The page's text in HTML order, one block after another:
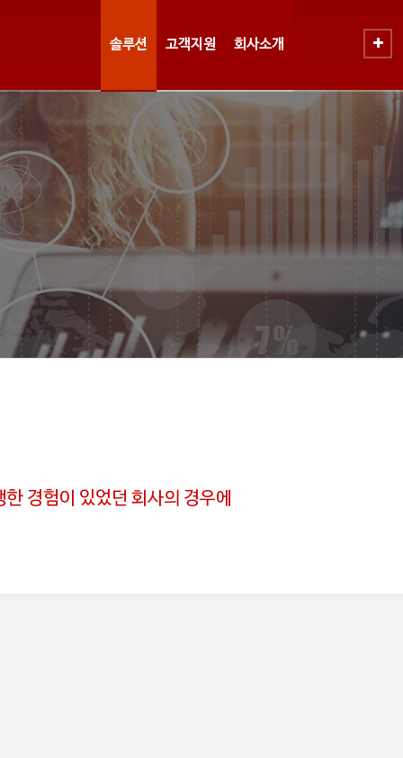
솔루션 고객지원 회사소개
경험이 있었던 회사의 경우에